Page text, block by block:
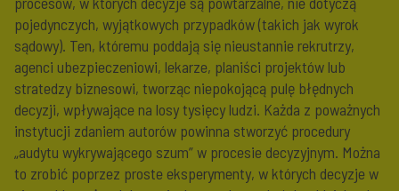
pojedynczych, wyjątkowych przypadków (takich jak wyrok
sądowy). Ten, któremu poddają się nieustannie rekrutrzy,
agenci ubezpieczeniowi, lekarze, planiści projektów lub
stratedzy biznesowi, tworząc niepokojącą pulę błędnych
decyzji, wpływające na losy tysięcy ludzi. Każda z poważnych
instytucji zdaniem autorów powinna stworzyć procedury
„audytu wykrywającego szum” w procesie decyzyjnym. Można
to zrobić poprzez proste eksperymenty, w których decyzje w